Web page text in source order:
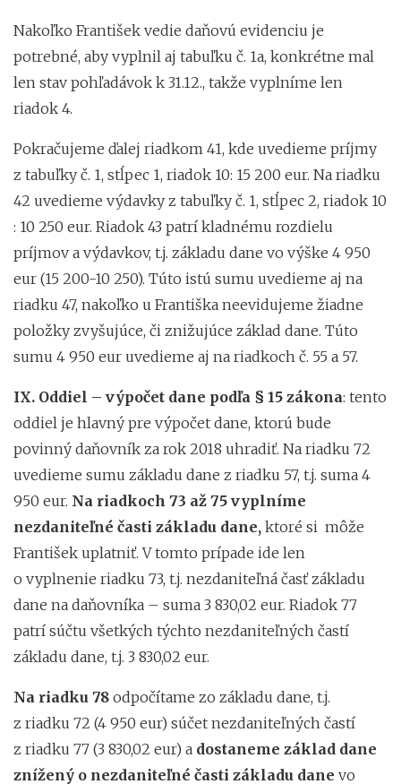
Nakoľko František vedie daňovú evidenciu je
potrebné, aby vyplnil aj tabuľku č. 1a, konkrétne mal
len stav pohľadávok k 31.12., takže vyplníme len
riadok 4.
Pokračujeme ďalej riadkom 41, kde uvedieme príjmy
z tabuľky č. 1, stĺpec 1, riadok 10: 15 200 eur. Na riadku
42 uvedieme výdavky z tabuľky č. 1, stĺpec 2, riadok 10
: 10 250 eur. Riadok 43 patrí kladnému rozdielu
príjmov a výdavkov, t.j. základu dane vo výške 4 950
eur (15 200-10 250). Túto istú sumu uvedieme aj na
riadku 47, nakoľko u Františka neevidujeme žiadne
položky zvyšujúce, či znižujúce základ dane. Túto
sumu 4 950 eur uvedieme aj na riadkoch č. 55 a 57.
IX. Oddiel – výpočet dane podľa § 15 zákona: tento
oddiel je hlavný pre výpočet dane, ktorú bude
povinný daňovník za rok 2018 uhradiť. Na riadku 72
uvedieme sumu základu dane z riadku 57, t.j. suma 4
950 eur. Na riadkoch 73 až 75 vyplníme
nezdaniteľné časti základu dane, ktoré si môže
František uplatniť. V tomto prípade ide len
o vyplnenie riadku 73, t.j. nezdaniteľná časť základu
dane na daňovníka – suma 3 830,02 eur. Riadok 77
patrí súčtu všetkých týchto nezdaniteľných častí
základu dane, t.j. 3 830,02 eur.
Na riadku 78 odpočítame zo základu dane, t.j.
z riadku 72 (4 950 eur) súčet nezdaniteľných častí
z riadku 77 (3 830,02 eur) a dostaneme základ dane
znížený o nezdaniteľné časti základu dane vo